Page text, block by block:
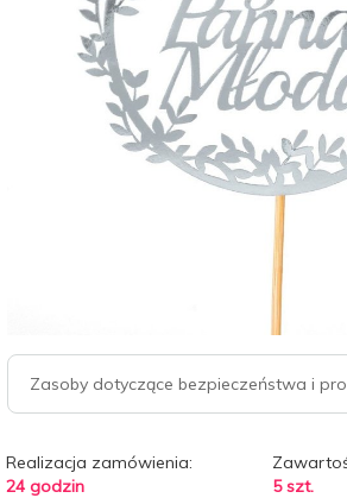
Zasoby dotyczące bezpieczeństwa i
Realizacja zamówienia:
24 godzin
5 szt.